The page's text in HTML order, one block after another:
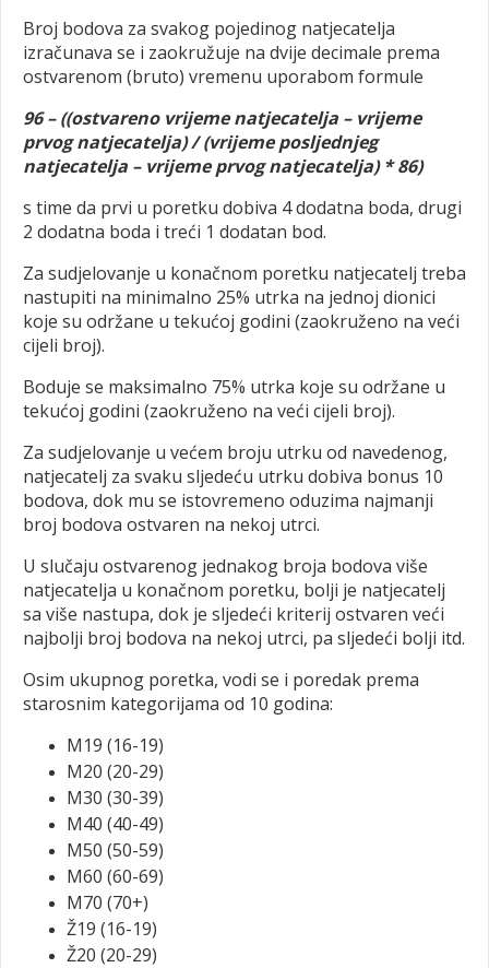
Broj bodova za svakog pojedinog natjecatelja
izračunava se i zaokružuje na dvije decimale prema
ostvarenom (bruto) vremenu uporabom formule
96 – ((ostvareno vrijeme natjecatelja – vrijeme
prvog natjecatelja) / (vrijeme posljednjeg
natjecatelja – vrijeme prvog natjecatelja) * 86)
s time da prvi u poretku dobiva 4 dodatna boda, drugi
2 dodatna boda i treći 1 dodatan bod.
Za sudjelovanje u konačnom poretku natjecatelj treba
nastupiti na minimalno 25% utrka na jednoj dionici
koje su održane u tekućoj godini (zaokruženo na veći
cijeli broj).
Boduje se maksimalno 75% utrka koje su održane u
tekućoj godini (zaokruženo na veći cijeli broj).
Za sudjelovanje u većem broju utrku od navedenog,
natjecatelj za svaku sljedeću utrku dobiva bonus 10
bodova, dok mu se istovremeno oduzima najmanji
broj bodova ostvaren na nekoj utrci.
U slučaju ostvarenog jednakog broja bodova više
natjecatelja u konačnom poretku, bolji je natjecatelj
sa više nastupa, dok je sljedeći kriterij ostvaren veći
najbolji broj bodova na nekoj utrci, pa sljedeći bolji itd.
Osim ukupnog poretka, vodi se i poredak prema
starosnim kategorijama od 10 godina:
M19 (16-19)
M20 (20-29)
M30 (30-39)
M40 (40-49)
M50 (50-59)
M60 (60-69)
M70 (70+)
Ž19 (16-19)
Ž20 (20-29)